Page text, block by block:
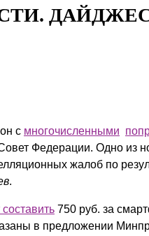
ДАЙДЖЕСТ
с многочисленными
Федерации. Одно из
жалоб по
.
составить 750 руб. за
в предложении